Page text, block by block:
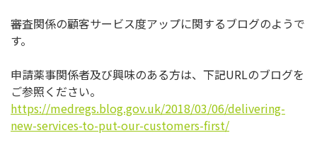
審査関係の顧客サービス度アップに関するブログのようで
す。
申請薬事関係者及び興味のある方は、下記URLのブログを
ご参照ください。
https://medregs.blog.gov.uk/2018/03/06/delivering-
new-services-to-put-our-customers-first/